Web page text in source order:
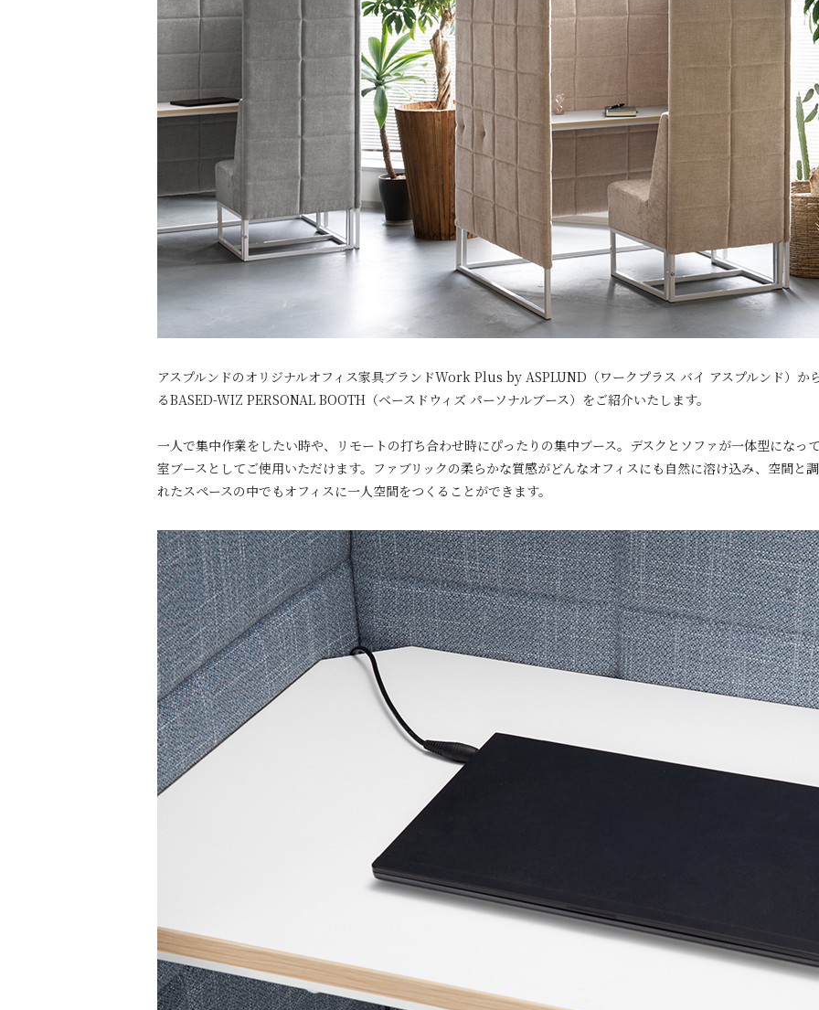
アスプルンドのオリジナルオフィス家具ブランドWork Plus by ASPLUND（ワークプラス バイ アスプルンド）か
るBASED-WIZ PERSONAL BOOTH（ベースドウィズ パーソナルブース）をご紹介いたします。
一人で集中作業をしたい時や、リモートの打ち合わせ時にぴったりの集中ブース。デスクとソファが一体型になっ
室ブースとしてご使用いただけます。ファブリックの柔らかな質感がどんなオフィスにも自然に溶け込み、空間と
れたスペースの中でもオフィスに一人空間をつくることができます。